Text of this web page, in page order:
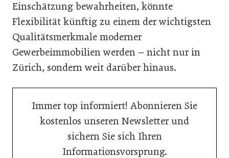
Einschätzung bewahrheiten, könnte
Flexibilität künftig zu einem der wichtigsten
Qualitätsmerkmale moderner
Gewerbeimmobilien werden – nicht nur in
Zürich, sondern weit darüber hinaus.
Immer top informiert! Abonnieren Sie
kostenlos unseren Newsletter und
sichern Sie sich Ihren
Informationsvorsprung.